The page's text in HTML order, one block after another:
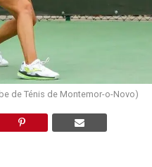
de Ténis de Montemor-o-Novo)